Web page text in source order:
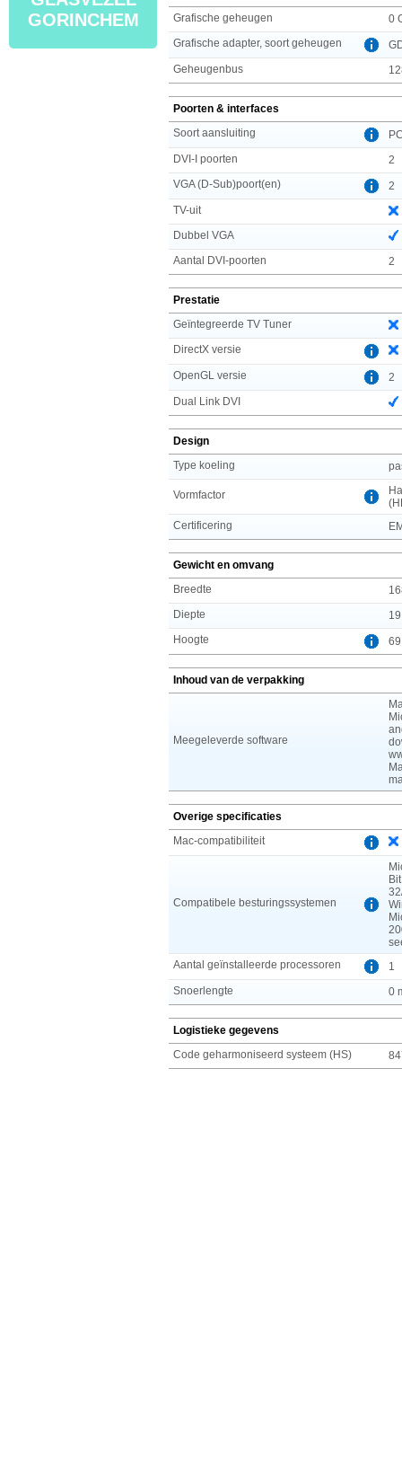
GORINCHEM
Grafische geheugen
0
Grafische adapter, soort geheugen
Geheugenbus
Poorten & interfaces
Soort aansluiting
DVI-I poorten
2
VGA (D-Sub)poort(en)
2
TV-uit
Dubbel VGA
Aantal DVI-poorten
2
Prestatie
Geïntegreerde TV Tuner
DirectX versie
OpenGL versie
2
Dual Link DVI
Design
Type koeling
Vormfactor
Certificering
Gewicht en omvang
Breedte
Diepte
Hoogte
Inhoud van de verpakking
Meegeleverde software
Overige specificaties
Mac-compatibiliteit
Compatibele besturingssystemen
Aantal geïnstalleerde processoren
1
Snoerlengte
0
Logistieke gegevens
Code geharmoniseerd systeem (HS)